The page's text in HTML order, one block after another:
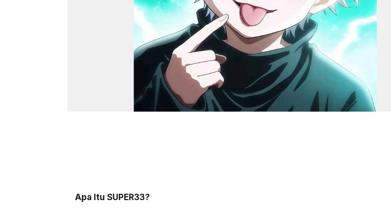
Apa Itu SUPER33?